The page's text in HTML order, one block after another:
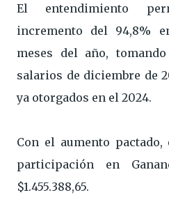
El entendimiento
incremento del 94,8%
meses del año,
salarios de diciembre de
ya otorgados en el 2024.
Con el aumento
participación en
$1.455.388,65.